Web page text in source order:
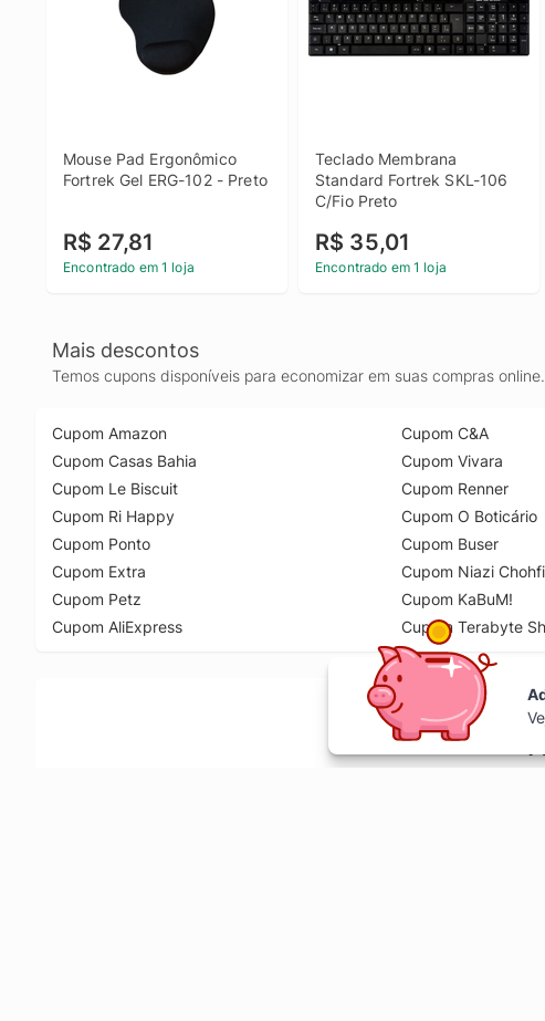
Mouse Pad Ergonômico
Fortrek Gel ERG-102 - Preto
R$ 27,81
Encontrado em 1 loja
Teclado Membrana
Standard Fortrek SKL-106
C/Fio Preto
R$ 35,01
Encontrado em 1 loja
Mais descontos
Temos cupons disponíveis para economizar em suas compras online.
Cupom Amazon
Cupom Casas Bahia
Cupom Le Biscuit
Cupom Ri Happy
Cupom Ponto
Cupom Extra
Cupom Petz
Cupom AliExpress
Cupom C&A
Cupom Vivara
Cupom Renner
Cupom O Boticário
Cupom Buser
Cupom Niazi Chohfi
Cupom KaBuM!
Cupom Terabyte